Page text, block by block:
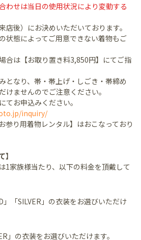
わせは当日の使用状況により変動する
後）にお決めいただいております。
状態によってご用意できない着物もご
合は【お取り置き料3,850円】にてご指
となり、帯・帯上げ・しごき・帯締め
けませんのでご注意ください。
てお申込みください。
inquiry/
参り用着物レンタル】はおこなっており
】
1家族様当たり、以下の料金を頂戴して
」「SILVER」の衣装をお選びいただけ
」の衣装をお選びいただけます。